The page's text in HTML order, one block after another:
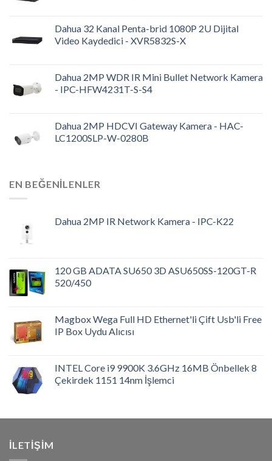
Dahua 32 Kanal Penta-brid 1080P 2U Dijital
Video Kaydedici - XVR5832S-X
Dahua 2MP WDR IR Mini Bullet Network Kamera
- IPC-HFW4231T-S-S4
Dahua 2MP HDCVI Gateway Kamera - HAC-
LC1200SLP-W-0280B
EN BEĞENILENLER
Dahua 2MP IR Network Kamera - IPC-K22
120 GB ADATA SU650 3D ASU650SS-120GT-R
520/450
Magbox Wega Full HD Ethernet'li Çift Usb'li Free
IP Box Uydu Alıcısı
INTEL Core i9 9900K 3.6GHz 16MB Önbellek 8
Çekirdek 1151 14nm İşlemci
İLETIŞIM